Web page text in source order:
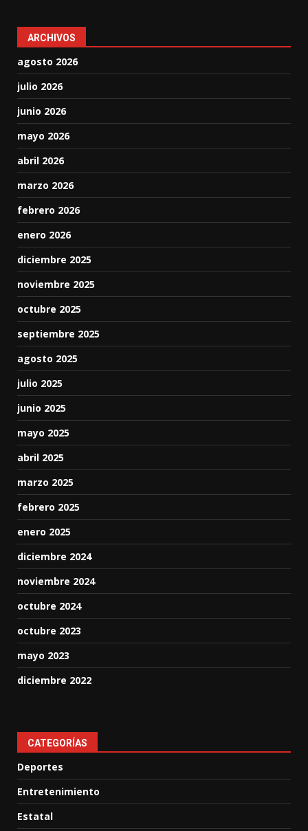
ARCHIVOS
agosto 2026
julio 2026
junio 2026
mayo 2026
abril 2026
marzo 2026
febrero 2026
enero 2026
diciembre 2025
noviembre 2025
octubre 2025
septiembre 2025
agosto 2025
julio 2025
junio 2025
mayo 2025
abril 2025
marzo 2025
febrero 2025
enero 2025
diciembre 2024
noviembre 2024
octubre 2024
octubre 2023
mayo 2023
diciembre 2022
CATEGORÍAS
Deportes
Entretenimiento
Estatal